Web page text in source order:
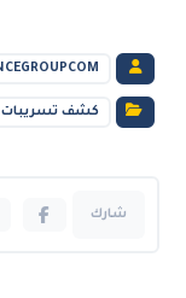
كشف تسريبات